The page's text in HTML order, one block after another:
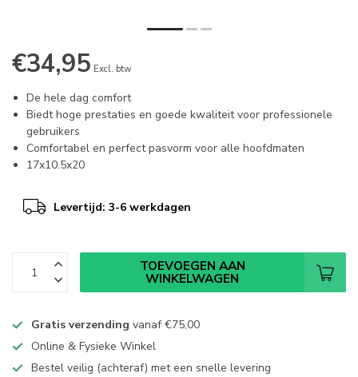
€34,95 Excl. btw
De hele dag comfort
Biedt hoge prestaties en goede kwaliteit voor professionele
gebruikers
Comfortabel en perfect pasvorm voor alle hoofdmaten
17x10.5x20
Levertijd: 3-6 werkdagen
TOEVOEGEN AAN
WINKELWAGEN
Gratis verzending vanaf€75,00
Online & Fysieke Winkel
Bestel veilig (achteraf) met een snelle levering